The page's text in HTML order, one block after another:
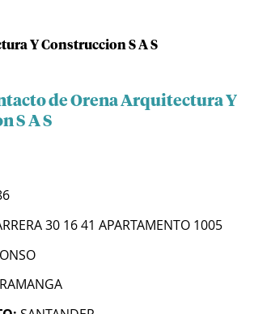
Y Construccion S A S
de Orena Arquitectura Y
S A S
30 16 41 APARTAMENTO 1005